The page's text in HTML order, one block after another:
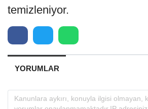
temizleniyor.
YORUMLAR